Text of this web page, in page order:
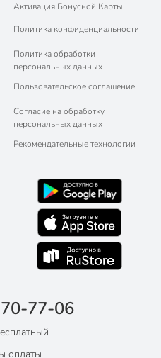
Активация Бонусной Карты
Политика конфиденциальности
Политика обработки
персональных данных
Пользовательское соглашение
Согласие на обработку
персональных данных
Рекомендательные технологии
77-06
оплаты